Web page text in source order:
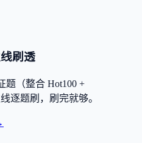
刷透
题（整合 Hot100 +
逐题刷，刷完就够。